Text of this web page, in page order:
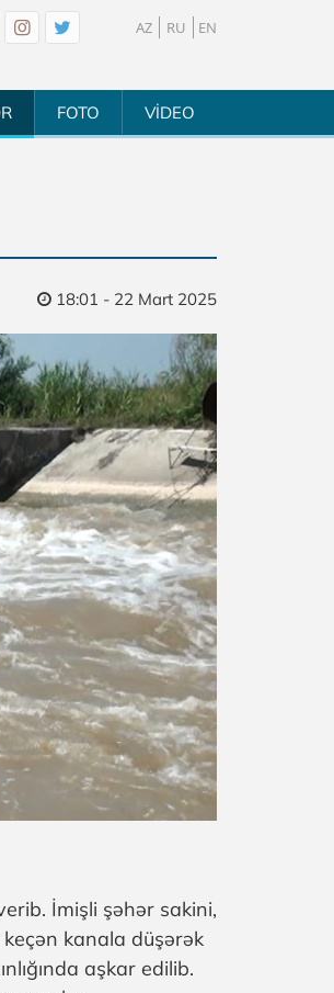
AZ RU EN
FOTO VİDEO
18:01 - 22 Mart 2025
İmişli şəhər sakini,
keçən kanala düşərək
aşkar edilib.